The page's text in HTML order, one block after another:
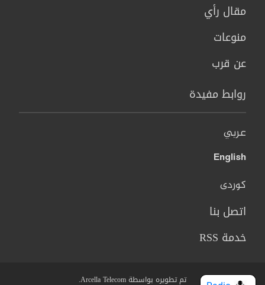
مقال رأي
منوعات
عن قرب
روابط مفيدة
عربي
English
کوردی
اتصل بنا
خدمة RSS
تم تطويره بواسطة Arcella Telecom.